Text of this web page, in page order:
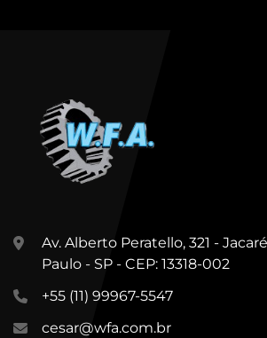
Av. Alberto Peratello, 321 -
Paulo - SP - CEP: 13318-002
+55 (11) 99967-5547
cesar@wfa.com.br